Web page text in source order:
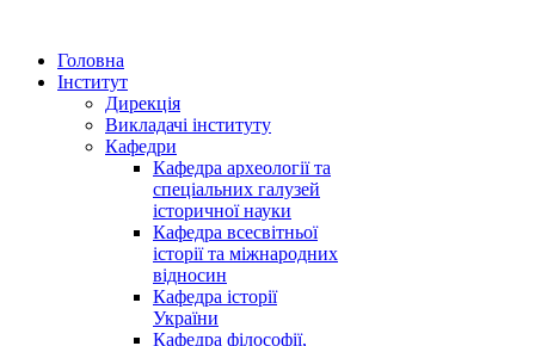
Головна
Інститут
Дирекція
Викладачі інституту
Кафедри
Кафедра археології та
спеціальних галузей
історичної науки
Кафедра всесвітньої
історії та міжнародних
відносин
Кафедра історії
України
Кафедра філософії,